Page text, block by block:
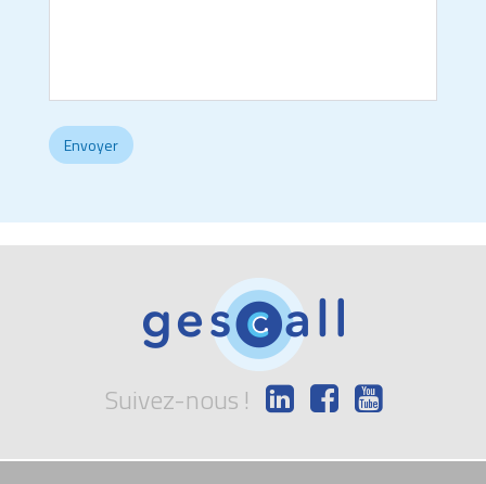
Suivez-nous !